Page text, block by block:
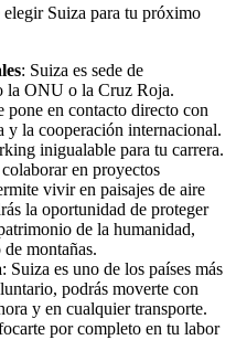
elegir Suiza para tu próximo
: Suiza es sede de
la ONU o la Cruz Roja.
pone en contacto directo con
y la cooperación internacional.
inigualable para tu carrera.
colaborar en proyectos
vivir en paisajes de aire
la oportunidad de proteger
de la humanidad,
montañas.
: Suiza es uno de los países más
podrás moverte con
y en cualquier transporte.
por completo en tu labor